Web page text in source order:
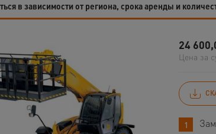
в зависимости от региона, срока аренды и
24
Цена за